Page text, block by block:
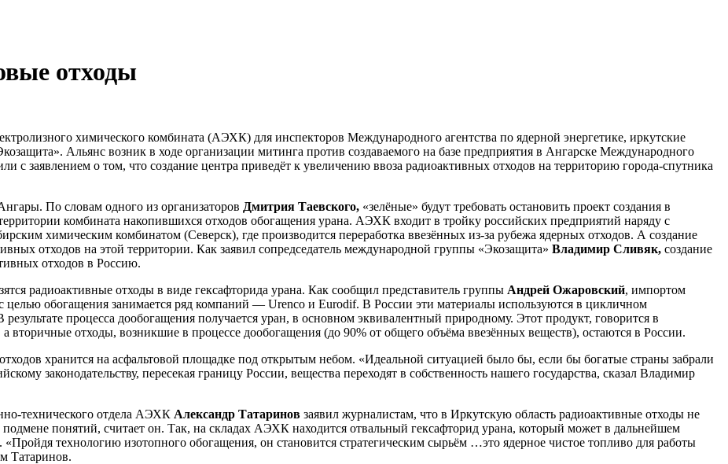
отходы
химического комбината (АЭХК) для инспекторов Международного агентства по ядерной энергетике, иркутские
Альянс возник в ходе организации митинга против создаваемого на базе предприятия в Ангарске Международного
с заявлением о том, что создание центра приведёт к увеличению ввоза радиоактивных отходов на территорию города-спутника
По словам одного из организаторов Дмитрия Таевского, «зелёные» будут требовать остановить проект создания в
комбината накопившихся отходов обогащения урана. АЭХК входит в тройку российских предприятий наряду с
химическим комбинатом (Северск), где производится переработка ввезённых из-за рубежа ядерных отходов. А создание
отходов на этой территории. Как заявил сопредседатель международной группы «Экозащита» Владимир Сливяк, создание
отходов в Россию.
радиоактивные отходы в виде гексафторида урана. Как сообщил представитель группы Андрей Ожаровский, импортом
обогащения занимается ряд компаний — Urenco и Eurodif. В России эти материалы используются в цикличном
процесса дообогащения получается уран, в основном эквивалентный природному. Этот продукт, говорится в
вторичные отходы, возникшие в процессе дообогащения (до 90% от общего объёма ввезённых веществ), остаются в России.
хранится на асфальтовой площадке под открытым небом. «Идеальной ситуацией было бы, если бы богатые страны забрали
законодательству, пересекая границу России, вещества переходят в собственность нашего государства, сказал Владимир
технического отдела АЭХК Александр Татаринов заявил журналистам, что в Иркутскую область радиоактивные отходы не
подмене понятий, считает он. Так, на складах АЭХК находится отвальный гексафторид урана, который может в дальнейшем
«Пройдя технологию изотопного обогащения, он становится стратегическим сырьём …это ядерное чистое топливо для работы
Татаринов.